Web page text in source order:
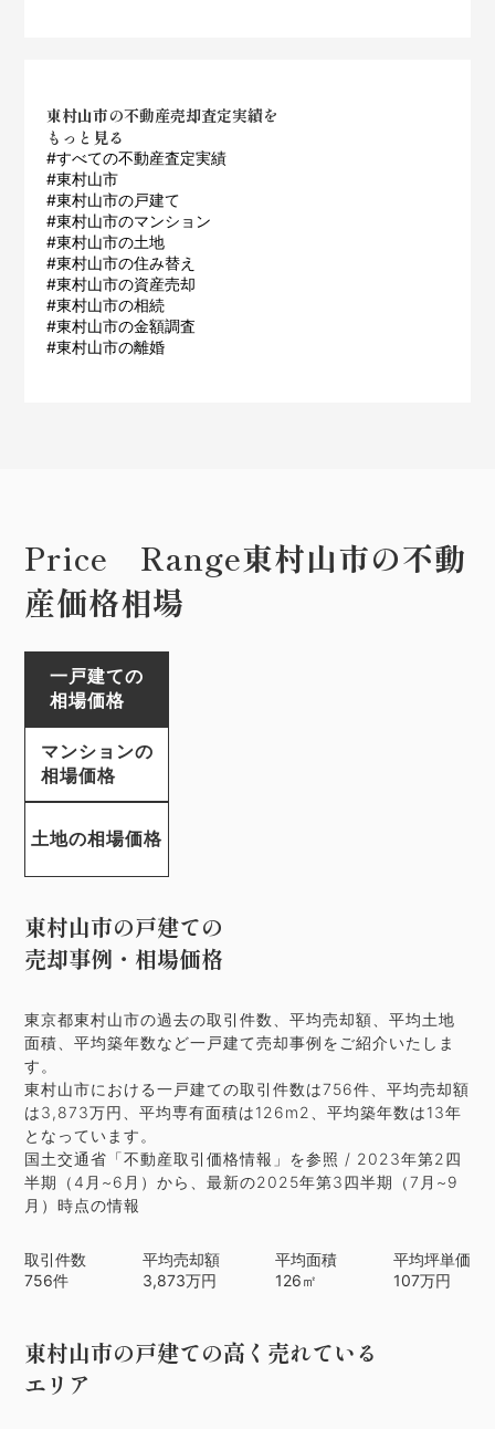
東村山市の不動産売却査定実績を
もっと見る
#すべての不動産査定実績
#東村山市
#東村山市の戸建て
#東村山市のマンション
#東村山市の土地
#東村山市の住み替え
#東村山市の資産売却
#東村山市の相続
#東村山市の金額調査
#東村山市の離婚
Price Range東村山市の不動
産価格相場
一戸建ての
相場価格
マンションの
相場価格
土地の相場価格
東村山市の戸建ての
売却事例・相場価格
東京都東村山市の過去の取引件数、平均売却額、平均土地
面積、平均築年数など一戸建て売却事例をご紹介いたしま
す。
東村山市における一戸建ての取引件数は756件、平均売却額
は3,873万円、平均専有面積は126m2、平均築年数は13年
となっています。
国土交通省「不動産取引価格情報」を参照 / 2023年第2四
半期（4月~6月）から、最新の2025年第3四半期（7月~9
月）時点の情報
取引件数
756件
平均売却額
3,873万円
平均面積
126㎡
平均坪単価
107万円
東村山市の戸建ての高く売れている
エリア